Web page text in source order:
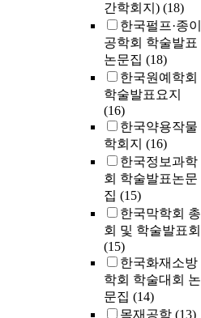
간학회지) (18)
한국펄프·종이
공학회 학술발표
논문집 (18)
한국원예학회
학술발표요지
(16)
한국약용작물
학회지 (16)
한국정보과학
회 학술발표논문
집 (15)
한국막학회 총
회 및 학술발표회
(15)
한국화재소방
학회 학술대회 논
문집 (14)
목재공학 (13)